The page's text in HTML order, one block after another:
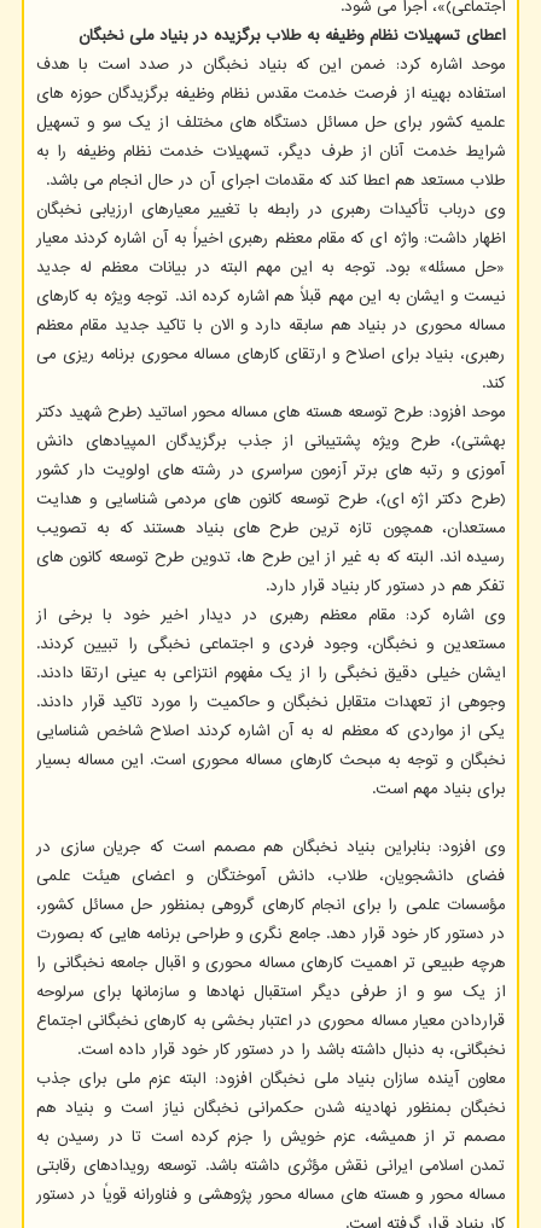
اجتماعی)»، اجرا می شود.
اعطای تسهیلات نظام وظیفه به طلاب برگزیده در بنیاد ملی نخبگان
موحد اشاره کرد: ضمن این که بنیاد نخبگان در صدد است با هدف
استفاده بهینه از فرصت خدمت مقدس نظام وظیفه برگزیدگان حوزه های
علمیه کشور برای حل مسائل دستگاه های مختلف از یک سو و تسهیل
شرایط خدمت آنان از طرف دیگر، تسهیلات خدمت نظام وظیفه را به
طلاب مستعد هم اعطا کند که مقدمات اجرای آن در حال انجام می باشد.
وی درباب تأکیدات رهبری در رابطه با تغییر معیارهای ارزیابی نخبگان
اظهار داشت: واژه ای که مقام معظم رهبری اخیراً به آن اشاره کردند معیار
«حل مسئله» بود. توجه به این مهم البته در بیانات معظم له جدید
نیست و ایشان به این مهم قبلاً هم اشاره کرده اند. توجه ویژه به کارهای
مساله محوری در بنیاد هم سابقه دارد و الان با تاکید جدید مقام معظم
رهبری، بنیاد برای اصلاح و ارتقای کارهای مساله محوری برنامه ریزی می
کند.
موحد افزود: طرح توسعه هسته های مساله محور اساتید (طرح شهید دکتر
بهشتی)، طرح ویژه پشتیبانی از جذب برگزیدگان المپیادهای دانش
‏آموزی و رتبه‏ های برتر آزمون سراسری در رشته ‏های اولویت‏ دار کشور
(طرح دکتر اژه ای)، طرح توسعه کانون های مردمی شناسایی و هدایت
مستعدان، همچون تازه ترین طرح های بنیاد هستند که به تصویب
رسیده اند. البته که به غیر از این طرح ها، تدوین طرح توسعه کانون های
تفکر هم در دستور کار بنیاد قرار دارد.
وی اشاره کرد: مقام معظم رهبری در دیدار اخیر خود با برخی از
مستعدین و نخبگان، وجود فردی و اجتماعی نخبگی را تبیین کردند.
ایشان خیلی دقیق نخبگی را از یک مفهوم انتزاعی به عینی ارتقا دادند.
وجوهی از تعهدات متقابل نخبگان و حاکمیت را مورد تاکید قرار دادند.
یکی از مواردی که معظم له به آن اشاره کردند اصلاح شاخص شناسایی
نخبگان و توجه به مبحث کارهای مساله محوری است. این مساله بسیار
برای بنیاد مهم است.
وی افزود: بنابراین بنیاد نخبگان هم مصمم است که جریان سازی در
فضای دانشجویان، طلاب، دانش آموختگان و اعضای هیئت علمی
مؤسسات علمی را برای انجام کارهای گروهی بمنظور حل مسائل کشور،
در دستور کار خود قرار دهد. جامع نگری و طراحی برنامه هایی که بصورت
هرچه طبیعی تر اهمیت کارهای مساله محوری و اقبال جامعه نخبگانی را
از یک سو و از طرفی دیگر استقبال نهادها و سازمانها برای سرلوحه
قراردادن معیار مساله محوری در اعتبار بخشی به کارهای نخبگانی اجتماع
نخبگانی، به دنبال داشته باشد را در دستور کار خود قرار داده است.
معاون آینده سازان بنیاد ملی نخبگان افزود: البته عزم ملی برای جذب
نخبگان بمنظور نهادینه شدن حکمرانی نخبگان نیاز است و بنیاد هم
مصمم تر از همیشه، عزم خویش را جزم کرده است تا در رسیدن به
تمدن اسلامی ایرانی نقش مؤثری داشته باشد. توسعه رویدادهای رقابتی
مساله محور و هسته های مساله محور پژوهشی و فناورانه قویاً در دستور